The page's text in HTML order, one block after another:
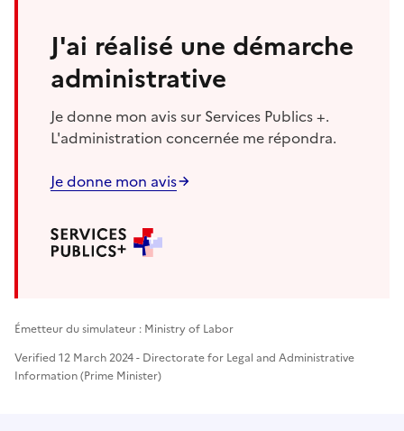
J'ai réalisé une démarche
administrative
Je donne mon avis sur Services Publics +.
L'administration concernée me répondra.
Je donne mon avis
Émetteur du simulateur : Ministry of Labor
Verified 12 March 2024 - Directorate for Legal and Administrative
Information (Prime Minister)